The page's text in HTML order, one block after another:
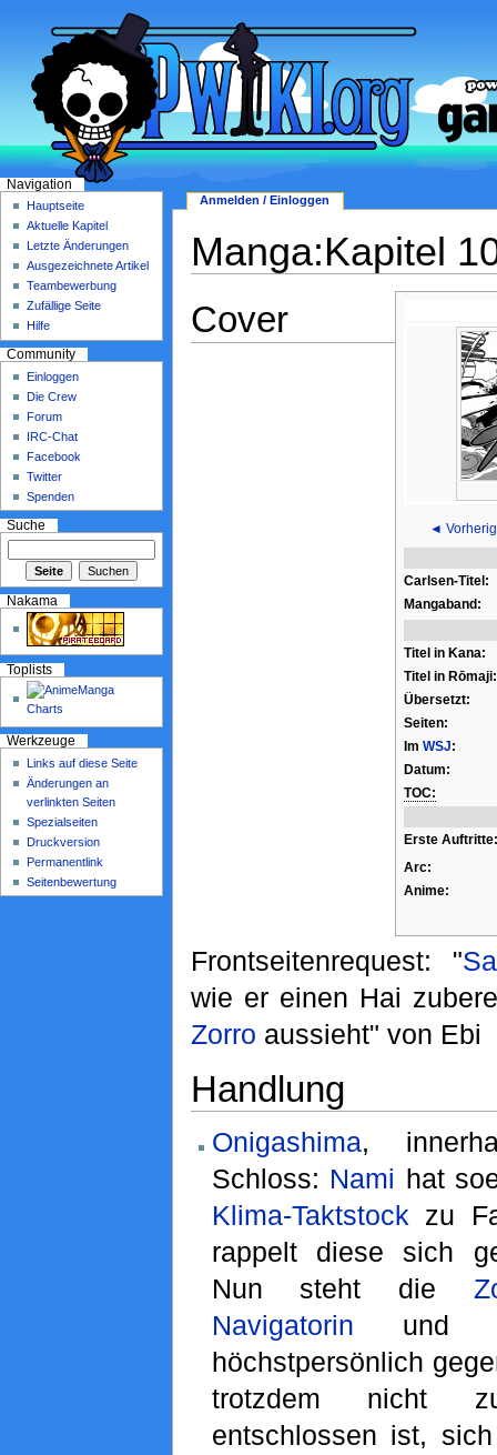
Manga:Kapitel
◄
Carlsen-Titel:
Mangaband:
Titel in Kana:
Titel in Rōmaji:
Übersetzt:
Seiten:
Im WSJ:
Datum:
TOC:
Erste Auftritte:
Arc:
Anime:
Cover
Frontseitenrequest: "
wie er einen Hai
Zorro aussieht" von Ebi
Handlung
Onigashima,
Schloss: Nami hat
Klima-Taktstock zu
rappelt diese sich
Nun steht die
Navigatorin
höchstpersönlich
trotzdem nicht
entschlossen ist,
Anmelden / Einloggen
Navigation
Hauptseite
Aktuelle Kapitel
Letzte Änderungen
Ausgezeichnete Artikel
Teambewerbung
Zufällige Seite
Hilfe
Community
Einloggen
Die Crew
Forum
IRC-Chat
Facebook
Twitter
Spenden
Suche
Nakama
Toplists
Werkzeuge
Links auf diese Seite
Änderungen an
verlinkten Seiten
Spezialseiten
Druckversion
Permanentlink
Seitenbewertung